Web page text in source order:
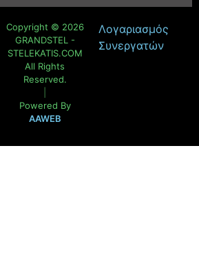
Copyright © 2026
GRANDSTEL -
STELEKATIS.COM
All Rights
Reserved.
Powered By
AAWEB
Λογαριασμός
Συνεργατών